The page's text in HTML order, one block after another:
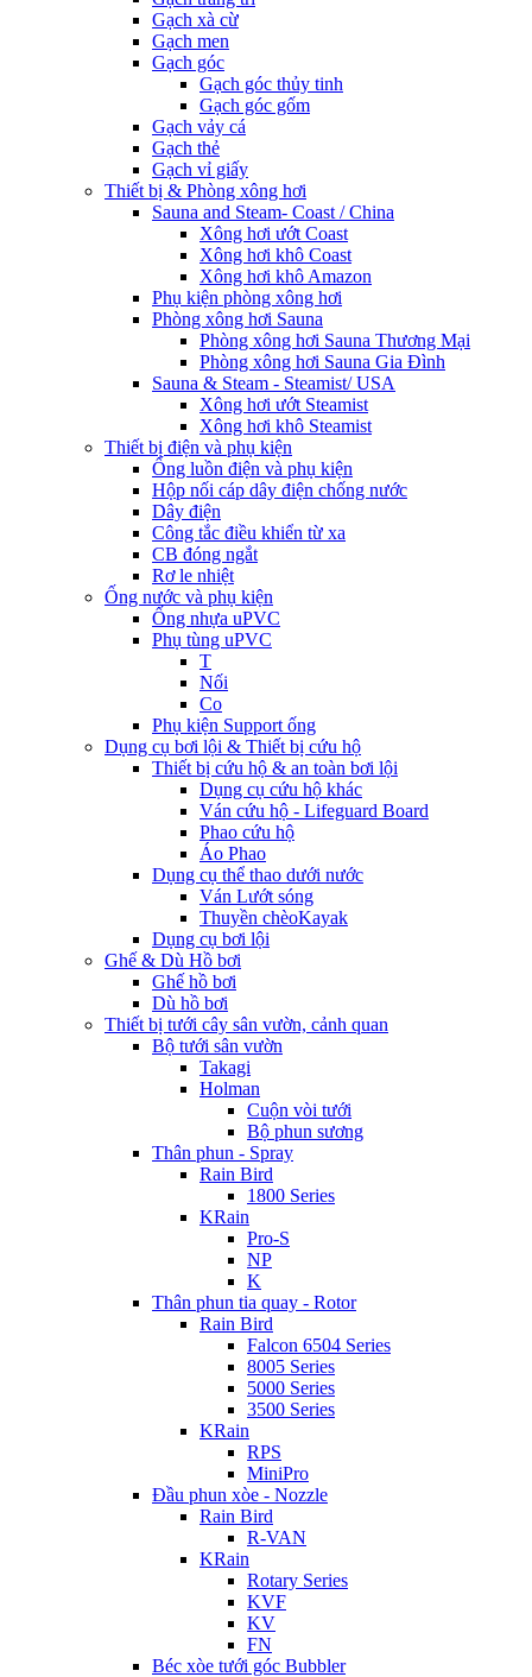
Gạch xà cừ
Gạch men
Gạch góc
Gạch góc thủy tinh
Gạch góc gốm
Gạch vảy cá
Gạch thẻ
Gạch vỉ giấy
Thiết bị & Phòng xông hơi
Sauna and Steam- Coast / China
Xông hơi ướt Coast
Xông hơi khô Coast
Xông hơi khô Amazon
Phụ kiện phòng xông hơi
Phòng xông hơi Sauna
Phòng xông hơi Sauna Thương Mại
Phòng xông hơi Sauna Gia Đình
Sauna & Steam - Steamist/ USA
Xông hơi ướt Steamist
Xông hơi khô Steamist
Thiết bị điện và phụ kiện
Ống luồn điện và phụ kiện
Hộp nối cáp dây điện chống nước
Dây điện
Công tắc điều khiển từ xa
CB đóng ngắt
Rơ le nhiệt
Ống nước và phụ kiện
Ống nhựa uPVC
Phụ tùng uPVC
T
Nối
Co
Phụ kiện Support ống
Dụng cụ bơi lội & Thiết bị cứu hộ
Thiết bị cứu hộ & an toàn bơi lội
Dụng cụ cứu hộ khác
Ván cứu hộ - Lifeguard Board
Phao cứu hộ
Áo Phao
Dụng cụ thể thao dưới nước
Ván Lướt sóng
Thuyền chèoKayak
Dụng cụ bơi lội
Ghế & Dù Hồ bơi
Ghế hồ bơi
Dù hồ bơi
Thiết bị tưới cây sân vườn, cảnh quan
Bộ tưới sân vườn
Takagi
Holman
Cuộn vòi tưới
Bộ phun sương
Thân phun - Spray
Rain Bird
1800 Series
KRain
Pro-S
NP
K
Thân phun tia quay - Rotor
Rain Bird
Falcon 6504 Series
8005 Series
5000 Series
3500 Series
KRain
RPS
MiniPro
Đầu phun xòe - Nozzle
Rain Bird
R-VAN
KRain
Rotary Series
KVF
KV
FN
Béc xòe tưới góc Bubbler